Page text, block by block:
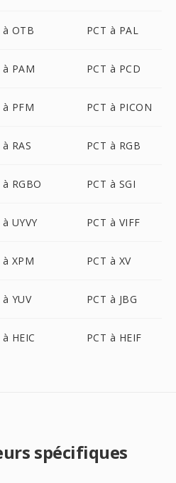
à OTB PCT à PAL
à PAM PCT à PCD
à PFM PCT à PICON
RAS PCT à RGB
à RGBO PCT à SGI
UYVY PCT à VIFF
à XPM PCT à XV
à YUV PCT à JBG
HEIC PCT à HEIF
spécifiques